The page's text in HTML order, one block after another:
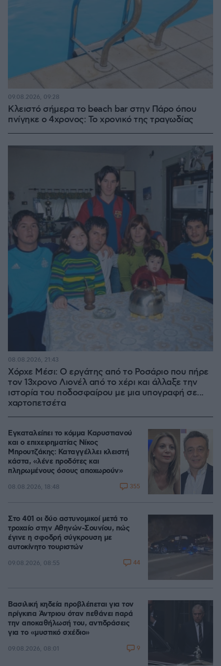
Κλειστό σήμερα το beach bar στην Πάρο όπου
πνίγηκε ο 4χρονος: Το χρονικό της τραγωδίας
09.08.2026, 09:28
Χόρχε Μέσι: Ο εργάτης από το Ροσάριο που πήρε
τον 13χρονο Λιονέλ από το χέρι και άλλαξε την
ιστορία του ποδοσφαίρου με μια υπογραφή σε...
χαρτοπετσέτα
08.08.2026, 21:43
Εγκαταλείπει το κόμμα Καρυστιανού
και ο επιχειρηματίας Νίκος
Μπρουτζάκης: Καταγγέλλει κλειστή
κάστα, «λένε προδότες και
πληρωμένους όσους αποχωρούν»
08.08.2026, 18:48 355
Στο 401 οι δύο αστυνομικοί μετά το
τροχαίο στην Αθηνών-Σουνίου, πώς
έγινε η σφοδρή σύγκρουση με
αυτοκίνητο τουριστών
09.08.2026, 08:55 44
Βασιλική κηδεία προβλέπεται για τον
πρίγκιπα Άντριου όταν πεθάνει παρά
την αποκαθήλωσή του, αντιδράσεις
για το «μυστικό σχέδιο»
09.08.2026, 08:01 9